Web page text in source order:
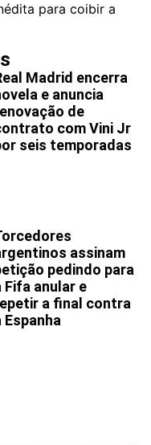
para coibir a
Madrid encerra
e anuncia
de
com Vini Jr
seis temporadas
assinam
pedindo para
Fifa anular e
a final contra
Espanha